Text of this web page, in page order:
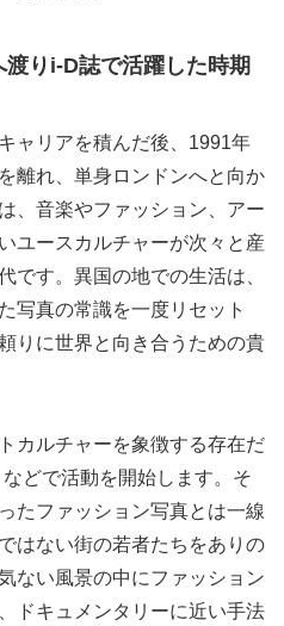
りi-D誌で活躍した時期
ャリアを積んだ後、1991年
離れ、単身ロンドンへと向か
、音楽やファッション、アー
ユースカルチャーが次々と産
です。異国の地での生活は、
写真の常識を一度リセット
りに世界と向き合うための貴
カルチャーを象徴する存在だ
どで活動を開始します。そ
たファッション写真とは一線
はない街の若者たちをありの
ない風景の中にファッション
ドキュメンタリーに近い手法